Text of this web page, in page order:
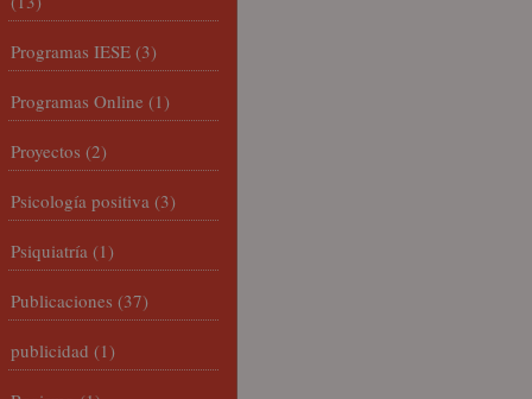
Programas IESE (3)
Programas Online (1)
Proyectos (2)
Psicología positiva (3)
Psiquiatría (1)
Publicaciones (37)
publicidad (1)